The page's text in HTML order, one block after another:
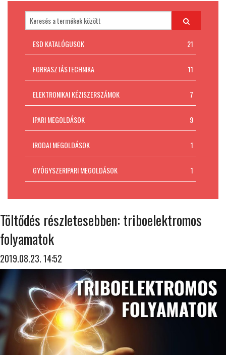
Padlókivitelezés
MI AZ ESD VÉDELEM?
ESD KATALÓGUSOK 21
FORRASZTÁSTECHNIKA 11
ELEKTRONIKAI KÉZISZERSZÁMOK 7
IPARI MEGOLDÁSOK 9
IRODAI MEGOLDÁSOK 1
GYÓGYSZERIPARI MEGOLDÁSOK 1
Töltődés részletesebben: triboelektromos
folyamatok
2019.08.23. 14:52